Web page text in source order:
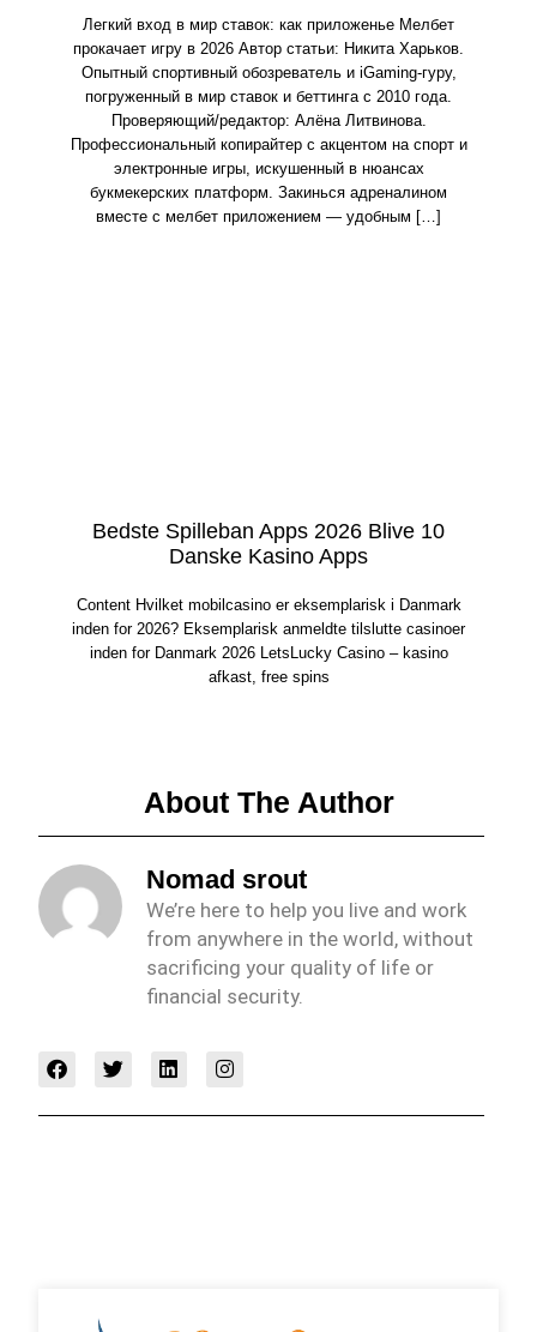
Легкий вход в мир ставок: как приложенье Мелбет
прокачает игру в 2026 Автор статьи: Никита Харьков.
Опытный спортивный обозреватель и iGaming-гуру,
погруженный в мир ставок и беттинга с 2010 года.
Проверяющий/редактор: Алёна Литвинова.
Профессиональный копирайтер с акцентом на спорт и
электронные игры, искушенный в нюансах
букмекерских платформ. Закинься адреналином
вместе с мелбет приложением — удобным […]
Bedste Spilleban Apps 2026 Blive 10
Danske Kasino Apps
Content Hvilket mobilcasino er eksemplarisk i Danmark
inden for 2026? Eksemplarisk anmeldte tilslutte casinoer
inden for Danmark 2026 LetsLucky Casino – kasino
afkast, free spins
About The Author
Nomad srout
We’re here to help you live and work
from anywhere in the world, without
sacrificing your quality of life or
financial security.
F
a
e
T
w
t
L
i
k
I
n
t